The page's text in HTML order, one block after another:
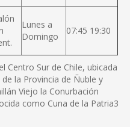
Lunes a
Domingo
07:45 19:30
Centro Sur de Chile, ubicada
la Provincia de Ñuble y
Viejo la Conurbación
como Cuna de la Patria3